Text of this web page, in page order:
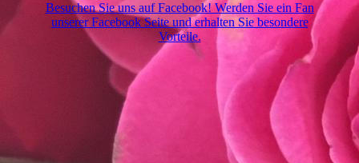
Besuchen Sie uns auf Facebook! Werden Sie ein Fan
unserer Facebook Seite und erhalten Sie besondere
Vorteile.